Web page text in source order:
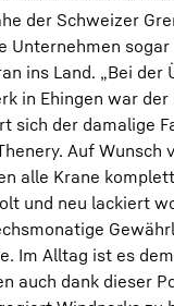
der Schweizer
Unternehmen
ins Land. „Bei der
in Ehingen war der
sich der damalige
Auf Wunsch
alle Krane
und neu lackiert
Im Alltag ist es dem
auch dank dieser